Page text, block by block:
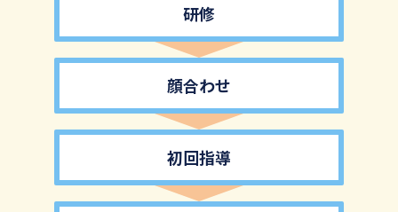
研修
顔合わせ
初回指導